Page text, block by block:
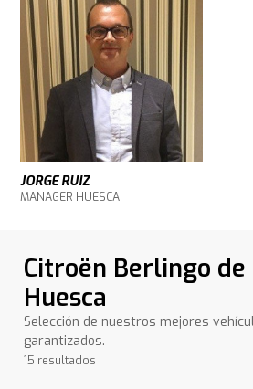
JORGE RUIZ
MANAGER HUESCA
Citroën Berlingo de
Huesca
Selección de nuestros mejores
garantizados.
15 resultados